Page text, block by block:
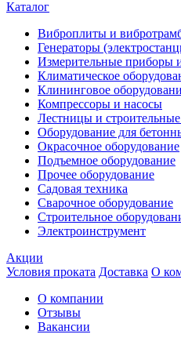
Каталог
Виброплиты и
Генераторы
Измерительные приборы
Климатическое
Клининговое
Компрессоры и насосы
Лестницы и строительные
Оборудование для
Окрасочное оборудование
Подъемное оборудование
Прочее оборудование
Садовая техника
Сварочное оборудование
Строительное
Электроинструмент
Акции
Условия проката Доставка О
О компании
Отзывы
Вакансии